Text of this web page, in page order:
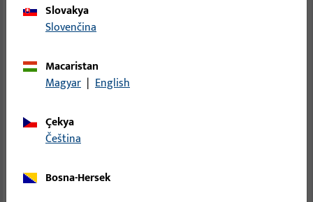
Slovakya
Slovenčina
Macaristan
Magyar | English
Çekya
čeština
Bosna-Hersek